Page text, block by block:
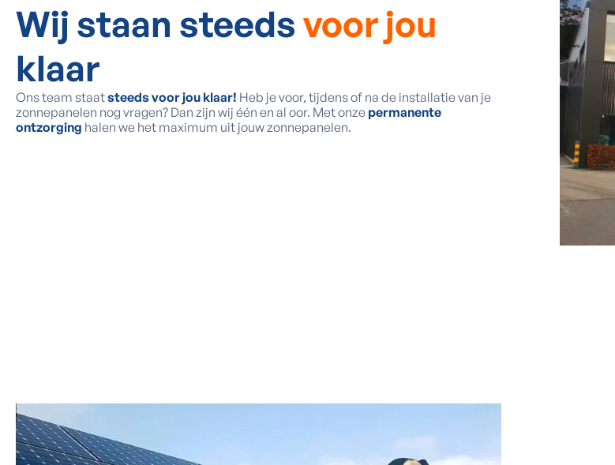
Wij staan steedsvoor jou
klaar
Ons team staatsteeds voor jou klaar! Heb je voor, tijdens of na de installatie van je
zonnepanelen nog vragen? Dan zijn wij één en al oor. Met onze permanente
ontzorging halen we het maximum uit jouw zonnepanelen.